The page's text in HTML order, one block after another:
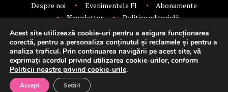
Despre noi Evenimentele FI
Abonamente
Newsletter
Politica editorială
Politica de confidentialitate
Contact
Publicitate
© 2026 Financial Intelligence.
Setări cookie-uri
Acest site utilizează cookie-uri pentru a asigura funcționarea
corectă, pentru a personaliza conținutul și reclamele și pentru a
analiza traficul. Prin continuarea navigării pe acest site, vă
exprimați acordul privind utilizarea cookie-urilor, conform
Politicii noastre privind cookie-urile.
Accept Setări